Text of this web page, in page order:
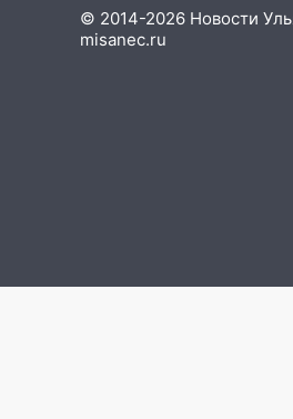
крышу с СТО на
Созидателей
13:17 Непогода в
© 2014-2026 Новости
misanec.ru